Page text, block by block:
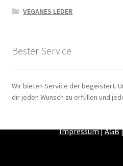
VEGANES LEDER
Bester Service
Wir bieten Service der begeistert.
dir jeden Wunsch zu erfüllen und
Impressum|AGB